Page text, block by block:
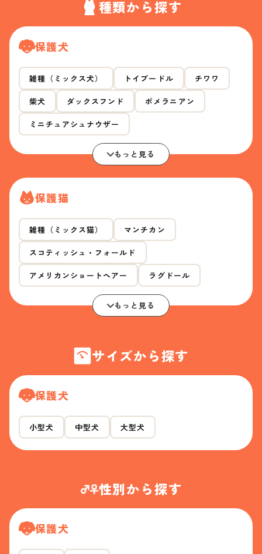
種類から探す
保護犬
雑種（ミックス犬） トイプードル チワワ
柴犬 ダックスフンド ポメラニアン
ミニチュアシュナウザー
もっと見る
保護猫
雑種（ミックス猫） マンチカン
スコティッシュ・フォールド
アメリカンショートヘアー ラグドール
もっと見る
サイズから探す
保護犬
小型犬 中型犬 大型犬
性別から探す
保護犬